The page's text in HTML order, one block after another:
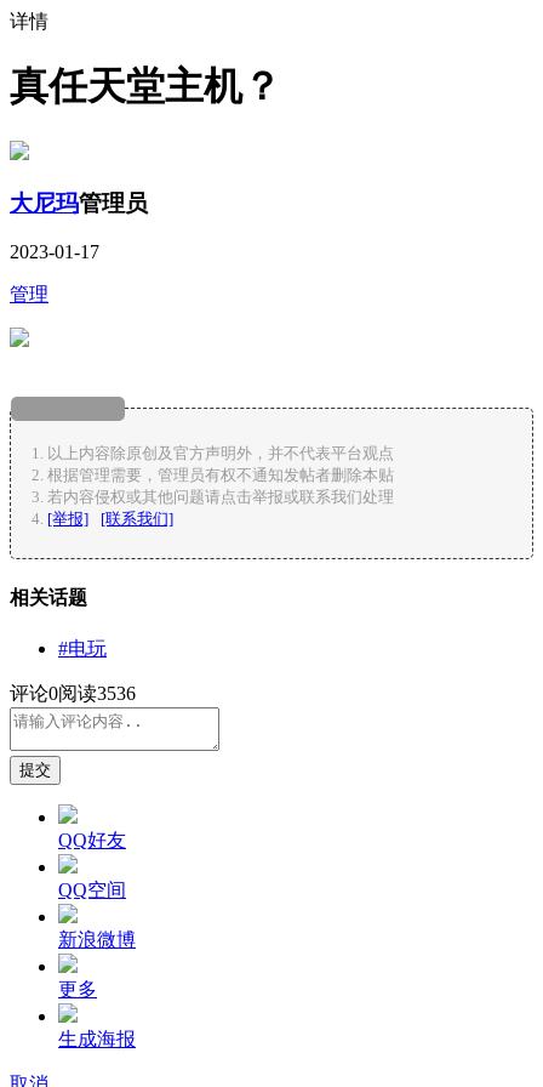
详情
真任天堂主机？
大尼玛管理员
2023-01-17
管理
以上内容除原创及官方声明外，并不代表平台观点
根据管理需要，管理员有权不通知发帖者删除本贴
若内容侵权或其他问题请点击举报或联系我们处理
[举报]
[联系我们]
相关话题
#电玩
评论0阅读3536
提交
QQ好友
QQ空间
新浪微博
更多
生成海报